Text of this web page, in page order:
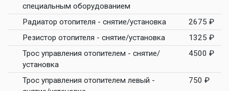
специальным оборудованием
Радиатор отопителя - снятие/установка
2675 ₽
Резистор отопителя - снятие/установка
1325 ₽
Трос управления отопителем - снятие/
установка
4500 ₽
Трос управления отопителем левый -
750 ₽